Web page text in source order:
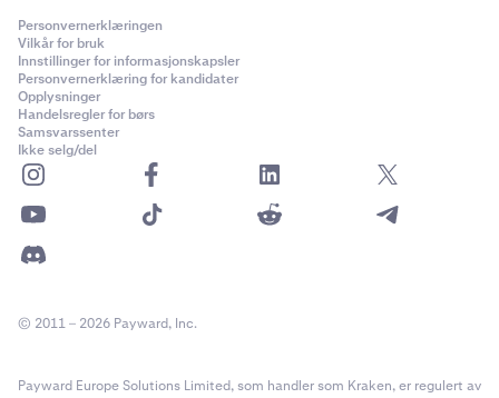
Personvernerklæringen
Vilkår for bruk
Innstillinger for informasjonskapsler
Personvernerklæring for kandidater
Opplysninger
Handelsregler for børs
Samsvarssenter
Ikke selg/del
© 2011 – 2026 Payward, Inc.
Payward Europe Solutions Limited, som handler som Kraken, er regulert av